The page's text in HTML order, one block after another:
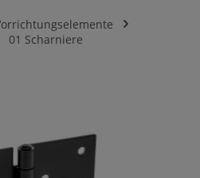
01 Scharniere